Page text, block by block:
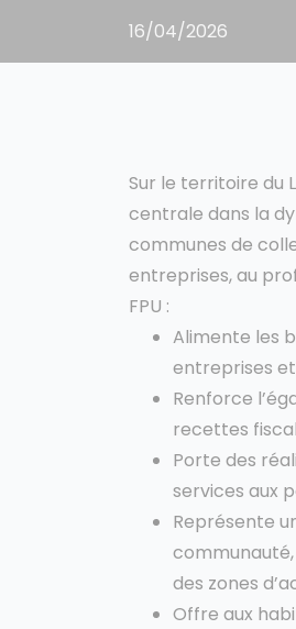
16/04/2026
Sur le territoire du
centrale dans la
communes de
entreprises, au
FPU :
Alimente les
entreprises
Renforce
recettes
Porte des
services aux
Représente
des zones
Offre aux